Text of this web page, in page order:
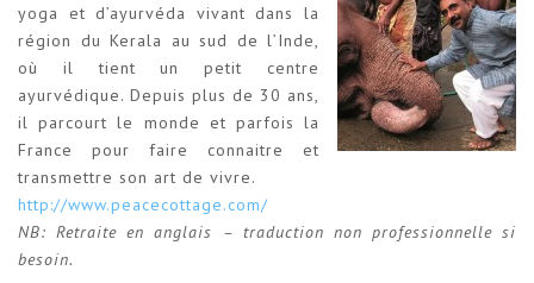
yoga et d’ayurvéda vivant dans la
région du Kerala au sud de l’Inde,
où il tient un petit centre
ayurvédique. Depuis plus de 30 ans,
il parcourt le monde et parfois la
France pour faire connaitre et
transmettre son art de vivre.
http://www.peacecottage.com/
NB: Retraite en anglais – traduction non professionnelle si
besoin.